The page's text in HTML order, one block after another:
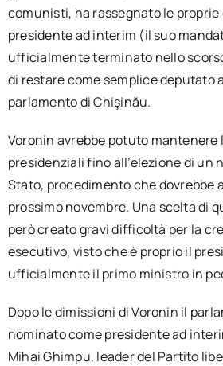
comunisti, ha rassegnato le
presidente ad interim (il suo
ufficialmente terminato nello
di restare come semplice deputato
parlamento di Chişinău.
Voronin avrebbe potuto mantenere
presidenziali fino all’elezione di un
Stato, procedimento che dovrebbe
prossimo novembre. Una scelta di
però creato gravi difficoltà per la
esecutivo, visto che è proprio il
ufficialmente il primo ministro in
Dopo le dimissioni di Voronin il
nominato come presidente ad
Mihai Ghimpu, leader del Partito